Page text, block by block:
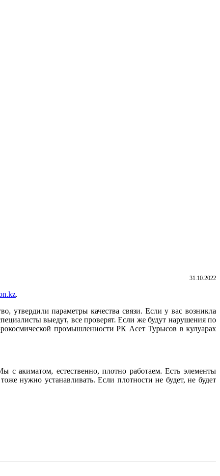
31.10.2022
.
утвердили параметры качества связи. Если у вас возникла
выедут, все проверят. Если же будут нарушения по
промышленности РК Асет Турысов в кулуарах
с акиматом, естественно, плотно работаем. Есть элементы
нужно устанавливать. Если плотности не будет, не будет